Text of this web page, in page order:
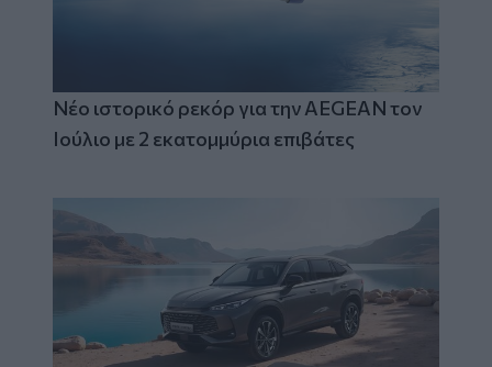
Νέο ιστορικό ρεκόρ για την AEGEAN τον
Ιούλιο με 2 εκατομμύρια επιβάτες